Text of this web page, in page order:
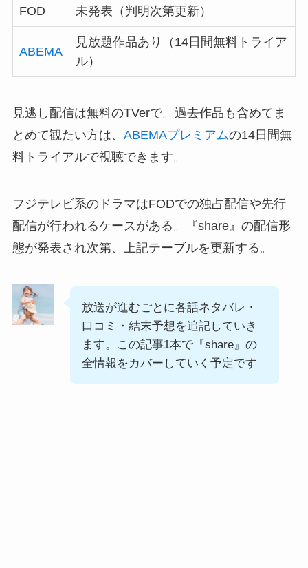
FOD 未発表（判明次第更新）
ABEMA
見放題作品あり（14日間無料トライア
ル）
見逃し配信は無料のTVerで。過去作品も含めてま
とめて観たい方は、 ABEMAプレミアムの14日間無
料トライアルで視聴できます。
フジテレビ系のドラマはFODでの独占配信や先行
配信が行われるケースがある。『share』の配信形
態が発表され次第、上記テーブルを更新する。
放送が進むごとに各話ネタバレ・
口コミ・結末予想を追記していき
ます。この記事1本で『share』の
全情報をカバーしていく予定です